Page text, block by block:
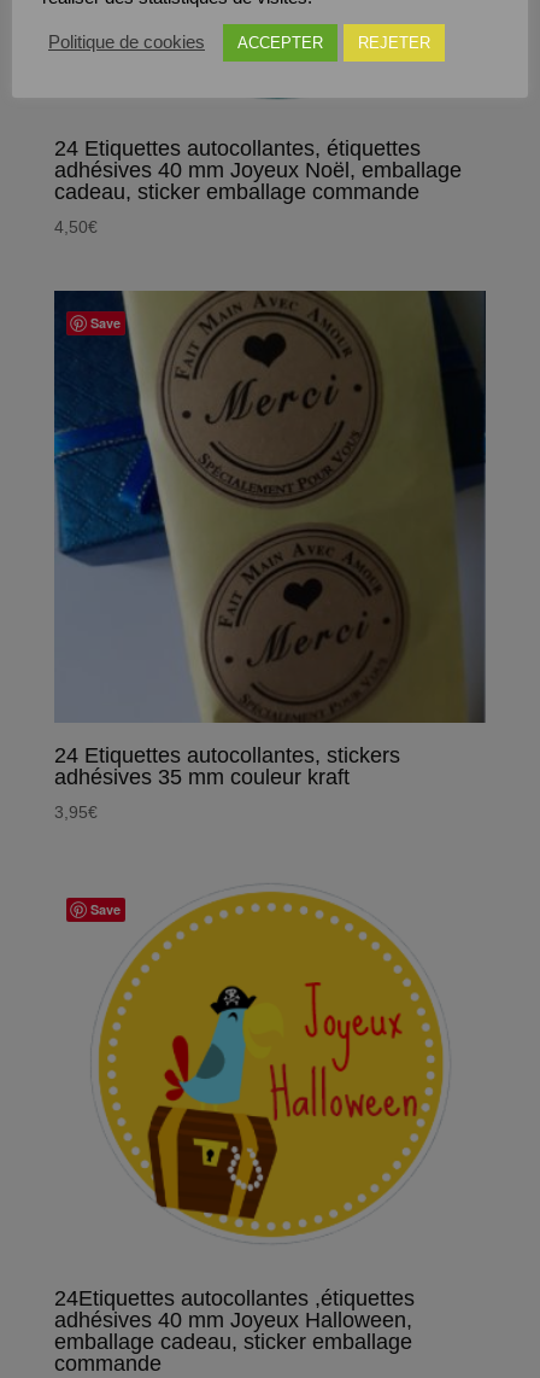
24 Etiquettes autocollantes, étiquettes
adhésives 40 mm Joyeux Noël, emballage
cadeau, sticker emballage commande
4,50€
Save
24 Etiquettes autocollantes, stickers
adhésives 35 mm couleur kraft
3,95€
Save
24Etiquettes autocollantes ,étiquettes
adhésives 40 mm Joyeux Halloween,
emballage cadeau, sticker emballage
commande
Politique de cookies ACCEPTER REJETER